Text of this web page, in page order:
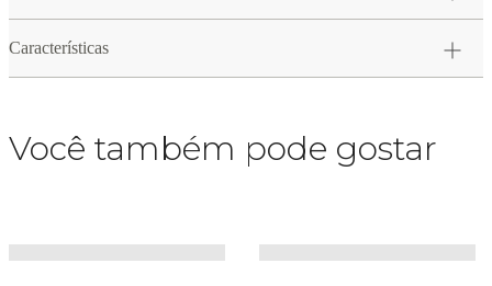
Características
Você também pode gostar